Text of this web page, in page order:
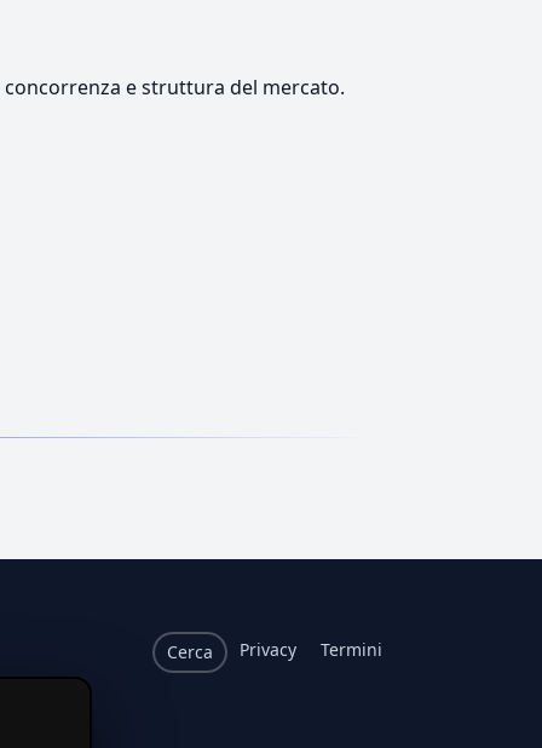
e struttura del mercato.
Cerca Privacy Termini